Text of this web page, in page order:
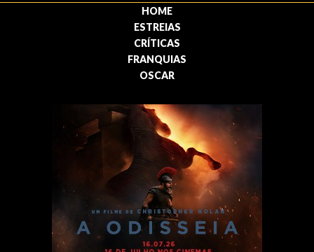
HOME
ESTREIAS
CRÍTICAS
FRANQUIAS
OSCAR